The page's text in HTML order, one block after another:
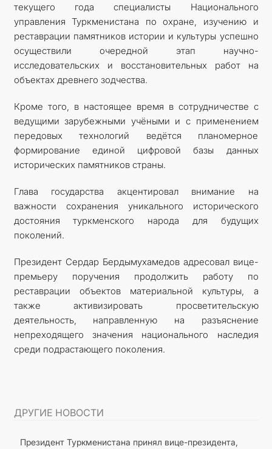
текущего года специалисты Национального
управления Туркменистана по охране, изучению и
реставрации памятников истории и культуры успешно
осуществили очередной этап научно-
исследовательских и восстановительных работ на
объектах древнего зодчества.
Кроме того, в настоящее время в сотрудничестве с
ведущими зарубежными учёными и с применением
передовых технологий ведётся планомерное
формирование единой цифровой базы данных
исторических памятников страны.
Глава государства акцентировал внимание на
важности сохранения уникального исторического
достояния туркменского народа для будущих
поколений.
Президент Сердар Бердымухамедов адресовал вице-
премьеру поручения продолжить работу по
реставрации объектов материальной культуры, а
также активизировать просветительскую
деятельность, направленную на разъяснение
непреходящего значения национального наследия
среди подрастающего поколения.
ДРУГИЕ НОВОСТИ
Президент Туркменистана принял вице-президента,